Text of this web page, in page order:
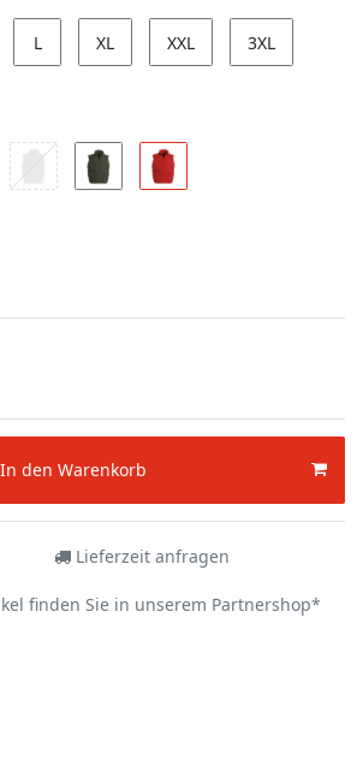
L XL XXL 3XL
In den Warenkorb
Lieferzeit anfragen
finden Sie in unserem Partnershop*